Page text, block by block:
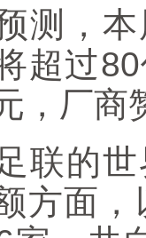
测，
超过
，厂商
联的
方面